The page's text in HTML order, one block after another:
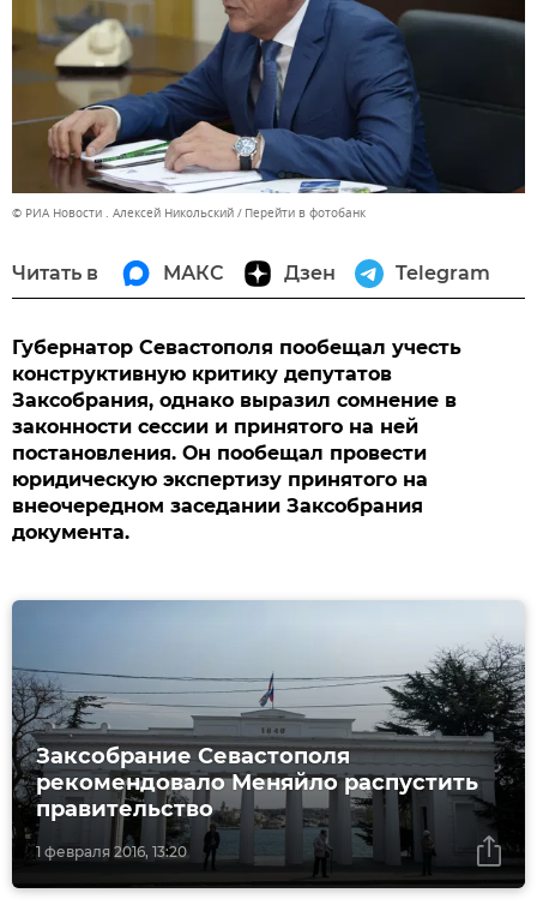
© РИА Новости . Алексей Никольский Перейти в фотобанк
Читать в МАКС Дзен Telegram
Губернатор Севастополя пообещал учесть
конструктивную критику депутатов
Заксобрания, однако выразил сомнение в
законности сессии и принятого на ней
постановления. Он пообещал провести
юридическую экспертизу принятого на
внеочередном заседании Заксобрания
документа.
1 февраля 2016, 13:20
Заксобрание Севастополя
рекомендовало Меняйло распустить
правительство